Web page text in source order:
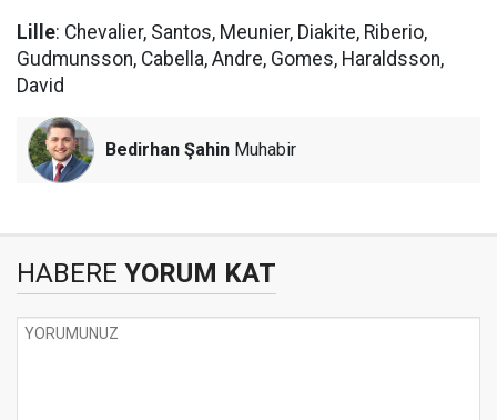
Lille: Chevalier, Santos, Meunier, Diakite, Riberio,
Gudmunsson, Cabella, Andre, Gomes, Haraldsson,
David
Bedirhan Şahin Muhabir
HABERE YORUM KAT